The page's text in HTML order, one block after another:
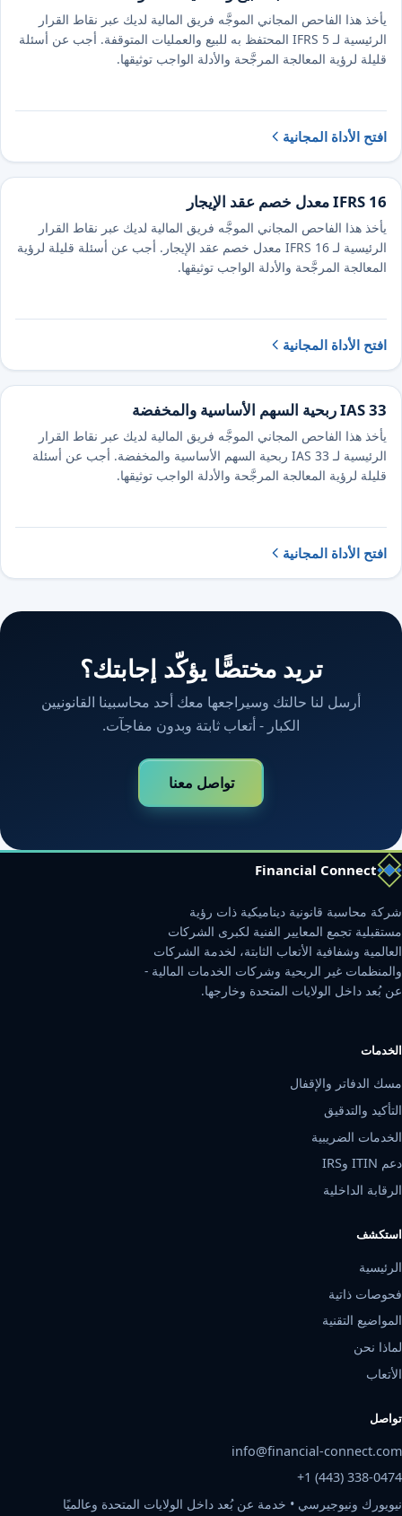
IFRS 5 المحتفظ به للبيع والعمليات المتوقفة
يأخذ هذا الفاحص المجاني الموجَّه فريق المالية لديك عبر نقاط القرار
الرئيسية لـ IFRS 5 المحتفظ به للبيع والعمليات المتوقفة. أجب عن أسئلة
IFRS 16 معدل خصم عقد الإيجار
يأخذ هذا الفاحص المجاني الموجَّه فريق المالية لديك عبر نقاط القرار
الرئيسية لـ IFRS 16 معدل خصم عقد الإيجار. أجب عن أسئلة قليلة لرؤية
IAS 33 ربحية السهم الأساسية والمخفضة
يأخذ هذا الفاحص المجاني الموجَّه فريق المالية لديك عبر نقاط القرار
الرئيسية لـ IAS 33 ربحية السهم الأساسية والمخفضة. أجب عن أسئلة
تريد مختصًّا يؤكّد إجابتك؟
أرسل لنا حالتك وسيراجعها معك أحد محاسبينا القانونيين
الكبار - أتعاب ثابتة وبدون مفاجآت.
تواصل معنا
شركة محاسبة قانونية ديناميكية ذات رؤية
مستقبلية تجمع المعايير الفنية لكبرى الشركات
العالمية وشفافية الأتعاب الثابتة، لخدمة الشركات
والمنظمات غير الربحية وشركات الخدمات المالية -
الخدمات
مسك الدفاتر والإقفال
التأكيد والتدقيق
الخدمات الضريبية
دعم ITIN وIRS
استكشف
الرئيسية
فحوصات ذاتية
المواضيع التقنية
لماذا نحن
تواصل
info@financial-connect.com
+1 (443) 338-0474